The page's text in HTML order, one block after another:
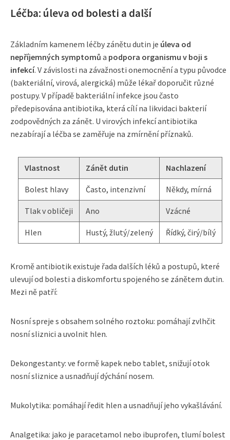
Léčba: úleva od bolesti a další
Základním kamenem léčby zánětu dutin je úleva od
nepříjemných symptomů a podpora organismu v boji s
infekcí. V závislosti na závažnosti onemocnění a typu původce
(bakteriální, virová, alergická) může lékař doporučit různé
postupy. V případě bakteriální infekce jsou často
předepisována antibiotika, která cílí na likvidaci bakterií
zodpovědných za zánět. U virových infekcí antibiotika
nezabírají a léčba se zaměřuje na zmírnění příznaků.
Vlastnost Zánět dutin Nachlazení
Bolest hlavy Často, intenzivní Někdy, mírná
Tlak v obličeji Ano Vzácné
Hlen Hustý, žlutý/zelený Řídký, čirý/bílý
Kromě antibiotik existuje řada dalších léků a postupů, které
ulevují od bolesti a diskomfortu spojeného se zánětem dutin.
Mezi ně patří:
Nosní spreje s obsahem solného roztoku: pomáhají zvlhčit
nosní sliznici a uvolnit hlen.
Dekongestanty: ve formě kapek nebo tablet, snižují otok
nosní sliznice a usnadňují dýchání nosem.
Mukolytika: pomáhají ředit hlen a usnadňují jeho vykašlávání.
Analgetika: jako je paracetamol nebo ibuprofen, tlumí bolest